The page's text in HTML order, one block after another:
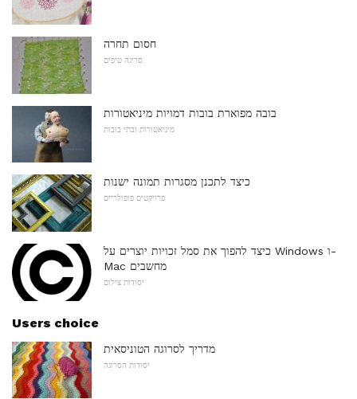
חסום תחרה
סריגה טיפים
בובה מפוארת בובות דמויות מיניאטורות
מיניאטורות ובתי בובות
כיצד לתכנן מסגרות תמונה ישנות
פרויקטים פופולריים
כיצד להפוך את סמל זכויות יוצרים על Windows ו-
Mac מחשבים
יסודות צילום
Users choice
מדריך לסרוגה הטוניסאית
יסודות הסרוגה